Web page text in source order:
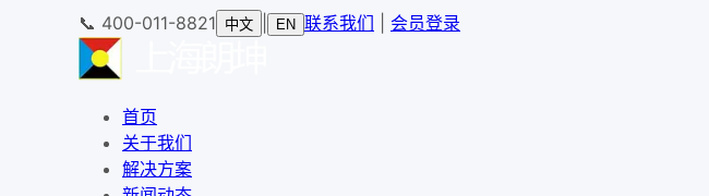
📞 400-011-8821 中文 EN 联系我们 会员登录
首页
关于我们
解决方案